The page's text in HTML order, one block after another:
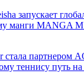
запускает
манги MANGA
стала партнером
теннису путь